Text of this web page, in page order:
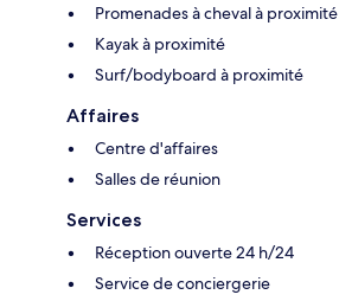
Promenades à cheval à proximité
Kayak à proximité
Surf/bodyboard à proximité
Affaires
Centre d'affaires
Salles de réunion
Services
Réception ouverte 24 h/24
Service de conciergerie